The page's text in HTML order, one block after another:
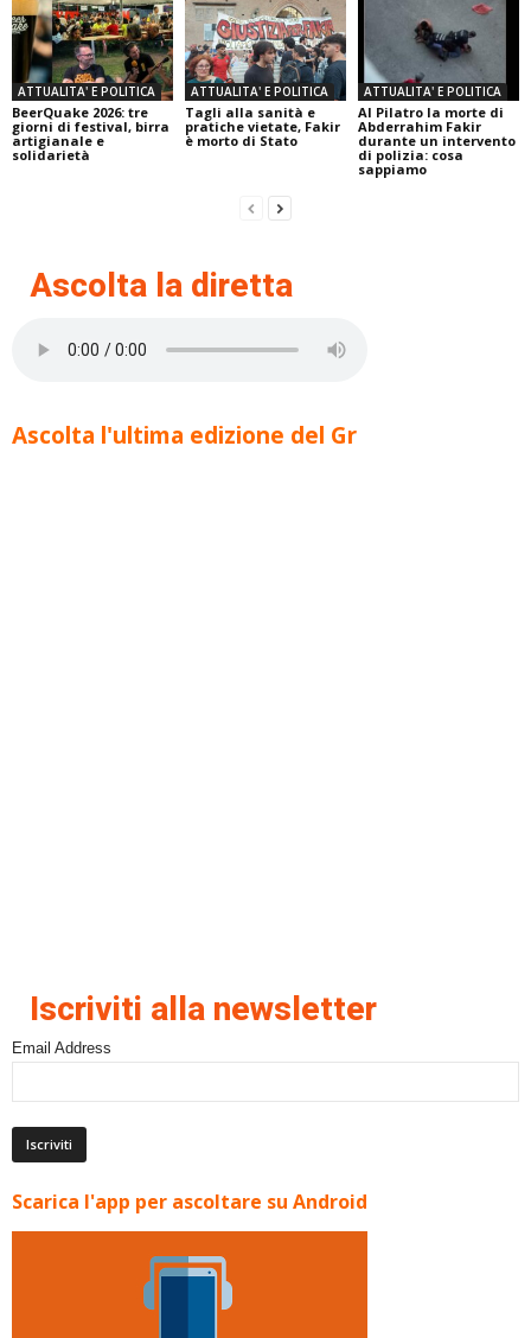
ATTUALITA' E POLITICA
BeerQuake 2026: tre
giorni di festival, birra
artigianale e
solidarietà
ATTUALITA' E POLITICA
Tagli alla sanità e
pratiche vietate, Fakir
è morto di Stato
ATTUALITA' E POLITICA
Al Pilatro la morte di
Abderrahim Fakir
durante un intervento
di polizia: cosa
sappiamo
Ascolta la diretta
Ascolta l'ultima edizione del Gr
Iscriviti alla newsletter
Email Address
Scarica l'app per ascoltare su Android